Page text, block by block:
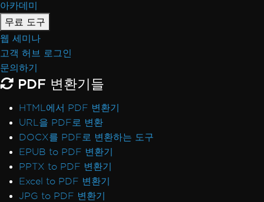
아카데미
무료 도구
웹 세미나
고객 허브 로그인
문의하기
PDF 변환기들
HTML에서 PDF 변환기
URL을 PDF로 변환
DOCX를 PDF로 변환하는 도구
EPUB to PDF 변환기
PPTX to PDF 변환기
Excel to PDF 변환기
JPG to PDF 변환기